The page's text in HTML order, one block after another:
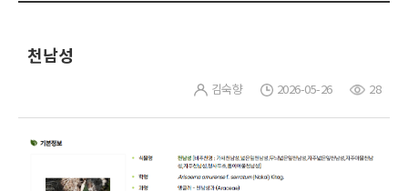
천남성
김숙향 2026-05-26 28